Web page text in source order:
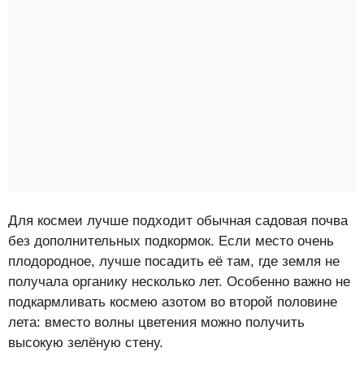
Для космеи лучше подходит обычная садовая почва
без дополнительных подкормок. Если место очень
плодородное, лучше посадить её там, где земля не
получала органику несколько лет. Особенно важно не
подкармливать космею азотом во второй половине
лета: вместо волны цветения можно получить
высокую зелёную стену.